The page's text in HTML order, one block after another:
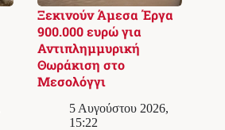
Ξεκινούν Άμεσα Έργα
900.000 ευρώ για
Αντιπλημμυρική
Θωράκιση στο
Μεσολόγγι
5 Αυγούστου 2026,
15:22